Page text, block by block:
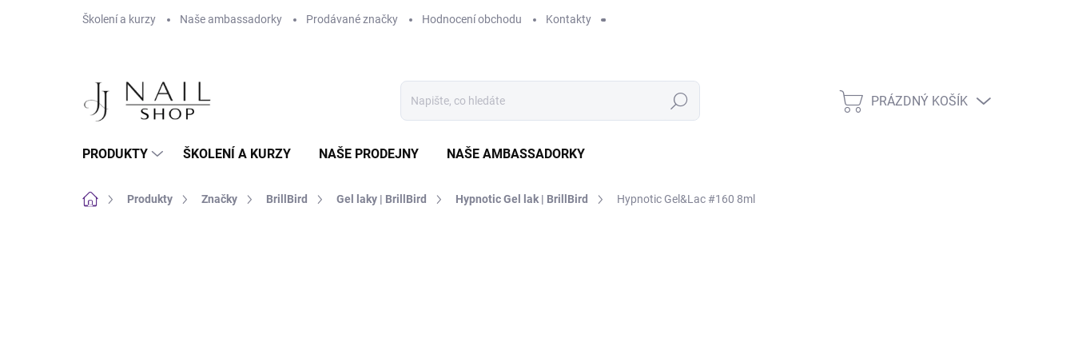
Školení a kurzy
Naše ambassadorky Prodávané značky Hodnocení obchodu Kontakty
Hledat NÁKUPNÍ KOŠÍK
PRÁZDNÝ KOŠÍK
PRODUKTY ŠKOLENÍ A KURZY NAŠE PRODEJNY NAŠE AMBASSADORKY
Domů Produkty Značky BrillBird Gel laky | BrillBird Hypnotic Gel lak | BrillBird Hypnotic Gel&Lac #160 8ml